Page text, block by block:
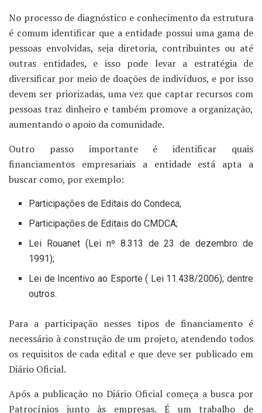
No processo de diagnóstico e conhecimento da estrutura
é comum identificar que a entidade possui uma gama de
pessoas envolvidas, seja diretoria, contribuintes ou até
outras entidades, e isso pode levar a estratégia de
diversificar por meio de doações de indivíduos, e por isso
devem ser priorizadas, uma vez que captar recursos com
pessoas traz dinheiro e também promove a organização,
aumentando o apoio da comunidade.
Outro passo importante é identificar quais
financiamentos empresariais a entidade está apta a
buscar como, por exemplo:
Participações de Editais do Condeca;
Participações de Editais do CMDCA;
Lei Rouanet (Lei nº 8.313 de 23 de dezembro de
1991);
Lei de Incentivo ao Esporte ( Lei 11.438/2006); dentre
outros.
Para a participação nesses tipos de financiamento é
necessário à construção de um projeto, atendendo todos
os requisitos de cada edital e que deve ser publicado em
Diário Oficial.
Após a publicação no Diário Oficial começa a busca por
Patrocínios junto às empresas. É um trabalho de